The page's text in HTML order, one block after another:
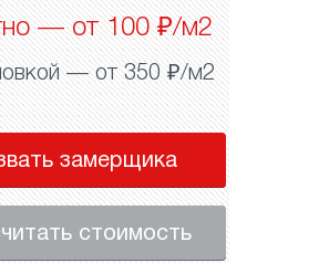
— от 100 ₽/м2
— от 350 ₽/м2
замерщика
стоимость